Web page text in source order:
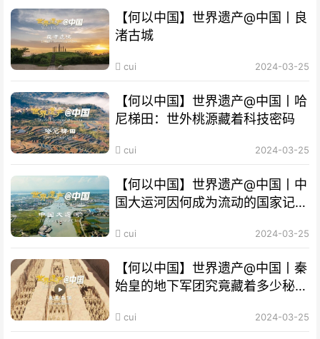
【何以中国】世界遗产@中国丨良
渚古城
cui 2024-03-25
【何以中国】世界遗产@中国丨哈
尼梯田：世外桃源藏着科技密码
cui 2024-03-25
【何以中国】世界遗产@中国丨中
国大运河因何成为流动的国家记
cui 2024-03-25
【何以中国】世界遗产@中国丨秦
始皇的地下军团究竟藏着多少秘
cui 2024-03-25